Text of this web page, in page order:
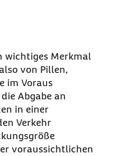
wichtiges Merkmal
von Pillen,
im Voraus
Abgabe an
in einer
Verkehr
voraussichtlichen